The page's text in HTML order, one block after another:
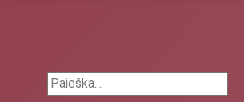
Search ...